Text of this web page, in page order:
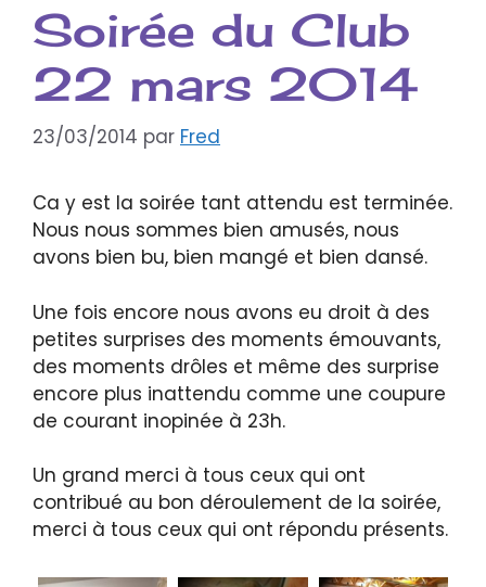
Soirée du Club
22 mars 2014
23/03/2014 par Fred
Ca y est la soirée tant attendu est terminée.
Nous nous sommes bien amusés, nous
avons bien bu, bien mangé et bien dansé.
Une fois encore nous avons eu droit à des
petites surprises des moments émouvants,
des moments drôles et même des surprise
encore plus inattendu comme une coupure
de courant inopinée à 23h.
Un grand merci à tous ceux qui ont
contribué au bon déroulement de la soirée,
merci à tous ceux qui ont répondu présents.